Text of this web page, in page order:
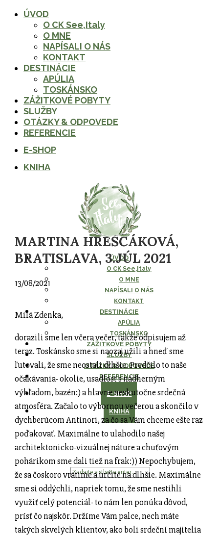
ÚVOD
O CK See,Italy
O MNE
NAPÍSALI O NÁS
KONTAKT
DESTINÁCIE
APÚLIA
TOSKÁNSKO
ZÁŽITKOVÉ POBYTY
SLUŽBY
OTÁZKY & ODPOVEDE
REFERENCIE
E-SHOP
KNIHA
ÚVOD
O CK See,Italy
O MNE
NAPÍSALI O NÁS
KONTAKT
DESTINÁCIE
APÚLIA
TOSKÁNSKO
ZÁŽITKOVÉ POBYTY
SLUŽBY
OTÁZKY & ODPOVEDE
REFERENCIE
E-SHOP
KNIHA
MARTINA HREŠČÁKOVÁ,
BRATISLAVA, 3.JÚL 2021
13/08/2021
Milá Zdenka,
dorazili sme len včera večer, takže odpisujem až
teraz. Toskánsko sme si naozaj užili a hneď sme
ľutovali, že sme neostali dlhšie. Predčilo to naše
očakávania- okolie, usadlosť s nádherným
výhľadom, bazén:) a hlavne neskutočne srdečná
atmosféra. Začalo to výbornou večerou a skončilo v
dychberúcom Antinori, za čo sa Vám chceme ešte raz
poďakovať. Maximálne to ulahodilo našej
architektonicko-vizuálnej náture a chuťovým
pohárikom sme dali tiež na frak:)) Nepochybujem,
že sa čoskoro vrátime a určite na dlhšie. Maximálne
sme si oddýchli, napriek tomu, že sme nestihli
využiť celý potenciál- to nám len ponúka dôvod,
prísť čo najskôr. Držíme Vám palce, nech máte
takých skvelých klientov, ako boli srdeční majitelia